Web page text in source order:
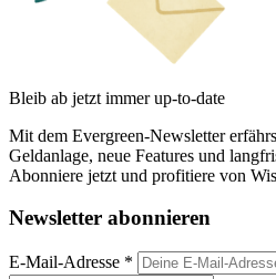
Bleib ab jetzt immer up-to-date
Mit dem Evergreen-Newsletter
Geldanlage, neue Features und
Abonniere jetzt und profitiere von
Newsletter abonnieren
E-Mail-Adresse *